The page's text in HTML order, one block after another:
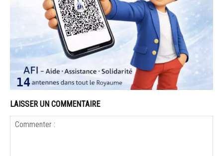
LAISSER UN COMMENTAIRE